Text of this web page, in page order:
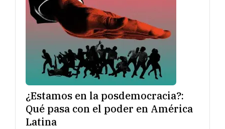
¿Estamos en la posdemocracia?:
Qué pasa con el poder en América
Latina